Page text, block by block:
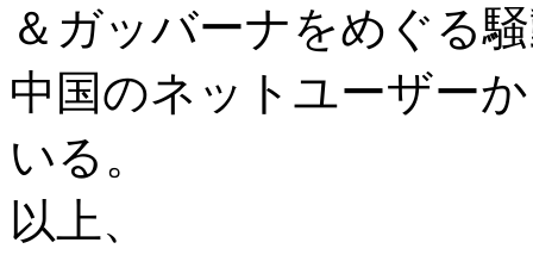
＆ガッバーナをめぐる
中国のネットユーザー
いる。
以上、